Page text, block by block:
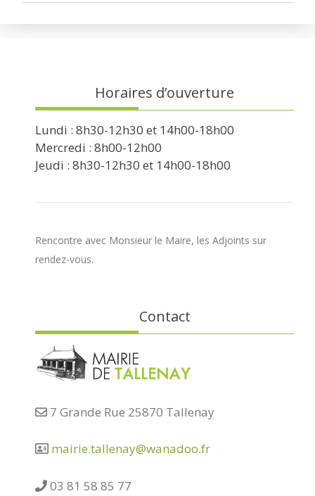
Horaires d’ouverture
Lundi : 8h30-12h30 et 14h00-18h00
Mercredi : 8h00-12h00
Jeudi : 8h30-12h30 et 14h00-18h00
Rencontre avec Monsieur le Maire, les Adjoints sur
rendez-vous.
Contact
7 Grande Rue 25870 Tallenay
mairie.tallenay@wanadoo.fr
03 81 58 85 77